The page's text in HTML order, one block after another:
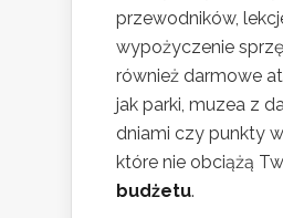
przewodników,
wypożyczenie
również darmowe
jak parki, muzea z
dniami czy punkty
które nie obciążą
budżetu.